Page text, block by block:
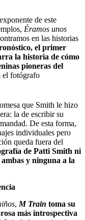
de este
Éramos unos
en las historias
el primer
la historia de cómo
pioneras del
el fotógrafo
que Smith le hizo
la de escribir su
De esta forma,
individuales pero
queda fuera del
de Patti Smith ni
y ninguna a la
, M Train toma su
más introspectiva